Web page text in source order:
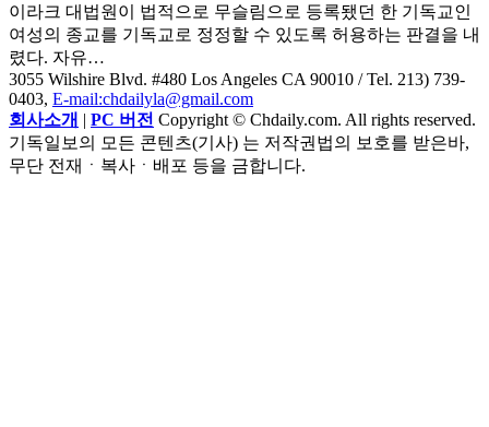
이라크 대법원이 법적으로 무슬림으로 등록됐던 한 기독교인
여성의 종교를 기독교로 정정할 수 있도록 허용하는 판결을 내
렸다. 자유…
3055 Wilshire Blvd. #480 Los Angeles CA 90010 / Tel. 213) 739-
0403, E-mail:chdailyla@gmail.com
회사소개 | PC 버전 Copyright © Chdaily.com. All rights reserved.
기독일보의 모든 콘텐츠(기사) 는 저작권법의 보호를 받은바,
무단 전재ㆍ복사ㆍ배포 등을 금합니다.